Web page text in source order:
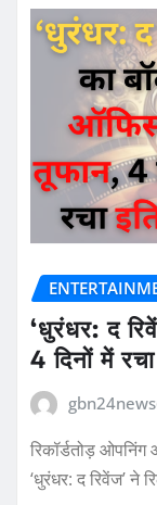
‘धुरंधर: द
4 दिनों में
रिकॉर्डतोड़
‘धुरंधर: द रिवेंज’